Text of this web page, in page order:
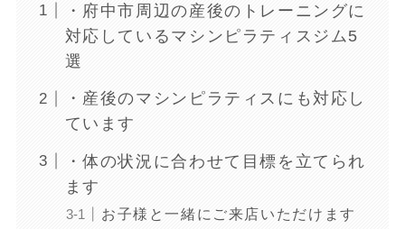
・府中市周辺の産後のトレーニングに
対応しているマシンピラティスジム5
選
・産後のマシンピラティスにも対応し
ています
・体の状況に合わせて目標を立てられ
ます
お子様と一緒にご来店いただけます